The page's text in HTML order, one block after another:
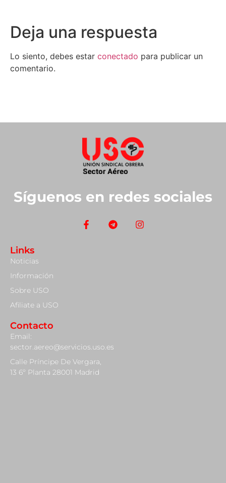
Deja una respuesta
Lo siento, debes estar conectado para publicar un
comentario.
Síguenos en redes sociales
Links
Noticias
Información
Sobre USO
Afiliate a USO
Contacto
Email:
sector.aereo@servicios.uso.es
Calle Príncipe De Vergara,
13 6º Planta 28001 Madrid